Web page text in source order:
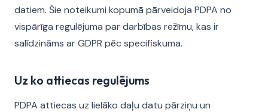
datiem. Šie noteikumi kopumā pārveidoja PDPA no
vispārīga regulējuma par darbības režīmu, kas ir
salīdzināms ar GDPR pēc specifiskuma.
Uz ko attiecas regulējums
PDPA attiecas uz lielāko daļu datu pārziņu un